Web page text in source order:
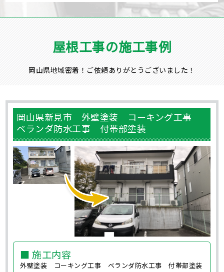
屋根工事の施工事例
岡山県地域密着！ご依頼ありがとうございました！
岡山県新見市 外壁塗装 コーキング工事
ベランダ防水工事 付帯部塗装
■ 施工内容
外壁塗装 コーキング工事 ベランダ防水工事 付帯部塗装